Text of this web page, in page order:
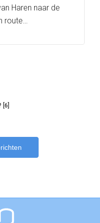
Haren naar de
route…